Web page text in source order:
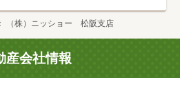
（株）ニッショー 松阪支店
産会社情報